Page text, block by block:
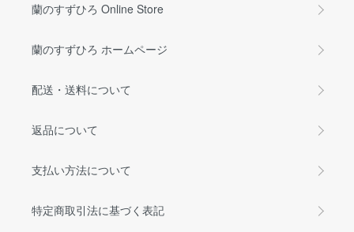
蘭のすずひろ Online Store
蘭のすずひろ ホームページ
配送・送料について
返品について
支払い方法について
特定商取引法に基づく表記